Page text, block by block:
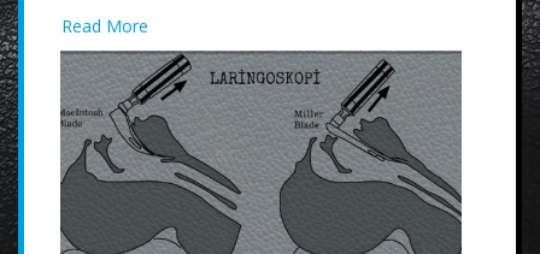
Read More